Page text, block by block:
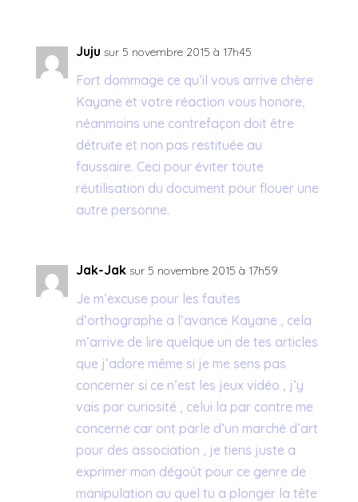
Juju sur 5 novembre 2015 à 17h45
Fort dommage ce qu’il vous arrive chère
Kayane et votre réaction vous honore,
néanmoins une contrefaçon doit être
détruite et non pas restituée au
faussaire. Ceci pour éviter toute
réutilisation du document pour flouer une
autre personne.
Jak-Jak sur 5 novembre 2015 à 17h59
Je m’excuse pour les fautes
d’orthographe a l’avance Kayane , cela
m’arrive de lire quelque un de tes articles
que j’adore même si je me sens pas
concerner si ce n’est les jeux vidéo , j’y
vais par curiosité , celui la par contre me
concerne car ont parle d’un marché d’art
pour des association , je tiens juste a
exprimer mon dégoût pour ce genre de
manipulation au quel tu a plonger la tête